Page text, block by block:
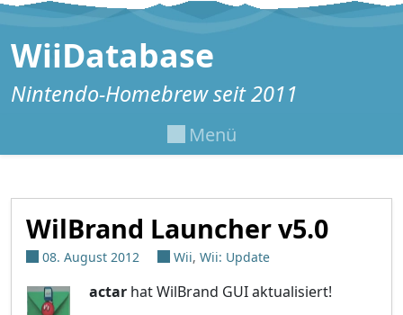
Zum Inhalt springen
WiiDatabase
Nintendo-Homebrew seit 2011
Menü
WilBrand Launcher v5.0
08. August 2012 Wii, Wii: Update
actar hat WilBrand GUI aktualisiert!